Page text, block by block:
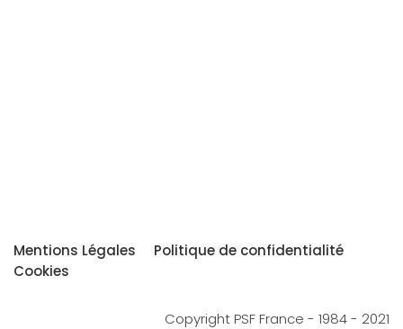
Mentions Légales
Politique de confidentialité
Cookies
Copyright PSF France - 1984 - 2021